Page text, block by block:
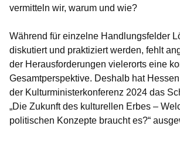
vermitteln wir, warum und wie?
Während für einzelne Handlungsfelder
diskutiert und praktiziert werden, fehlt
der Herausforderungen vielerorts eine
Gesamtperspektive. Deshalb hat
der Kulturministerkonferenz 2024 das
„Die Zukunft des kulturellen Erbes –
politischen Konzepte braucht es?“